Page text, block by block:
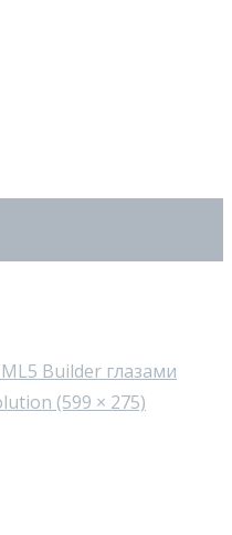
Builder глазами
(599 × 275)